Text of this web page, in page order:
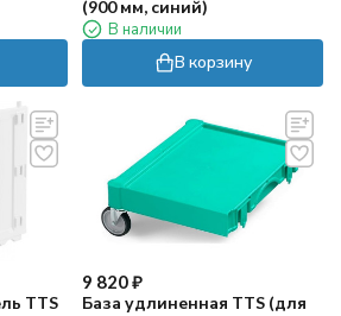
(900 мм, синий)
В наличии
В корзину
TTS
9 820₽
База удлиненная TTS (для